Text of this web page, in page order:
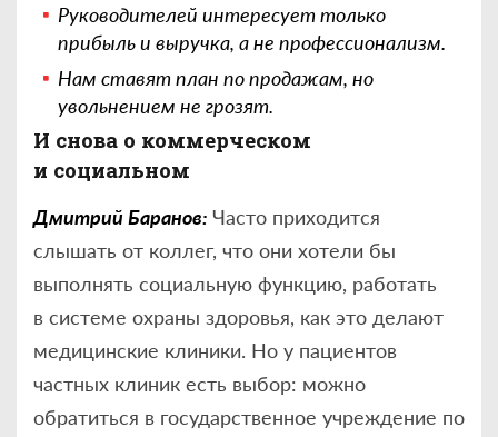
Руководителей интересует только
прибыль и выручка, а не профессионализм.
Нам ставят план по продажам, но
увольнением не грозят.
И снова о коммерческом
и социальном
Дмитрий Баранов: Часто приходится
слышать от коллег, что они хотели бы
выполнять социальную функцию, работать
в системе охраны здоровья, как это делают
медицинские клиники. Но у пациентов
частных клиник есть выбор: можно
обратиться в государственное учреждение по